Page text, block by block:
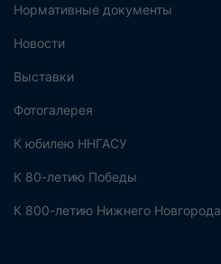
Нормативные документы
Новости
Выставки
Фотогалерея
К юбилею ННГАСУ
К 80-летию Победы
К 800-летию Нижнего Новгорода